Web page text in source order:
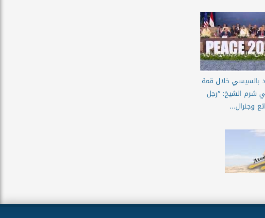
بالسيسي خلال قمة
شرم الشيخ: “رجل
وجنرال...